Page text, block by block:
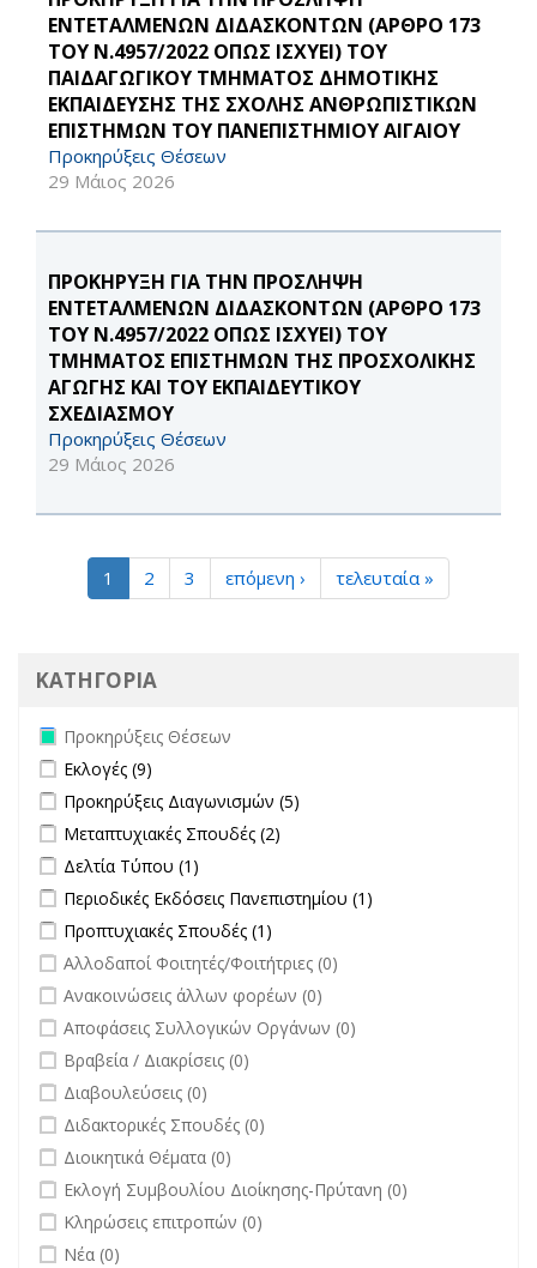
ΕΝΤΕΤΑΛΜΕΝΩΝ ΔΙΔΑΣΚΟΝΤΩΝ (ΑΡΘΡΟ 173
ΤΟΥ Ν.4957/2022 ΟΠΩΣ ΙΣΧΥΕΙ) ΤΟΥ
ΠΑΙΔΑΓΩΓΙΚΟΥ ΤΜΗΜΑΤΟΣ ΔΗΜΟΤΙΚΗΣ
ΕΚΠΑΙΔΕΥΣΗΣ ΤΗΣ ΣΧΟΛΗΣ ΑΝΘΡΩΠΙΣΤΙΚΩΝ
ΕΠΙΣΤΗΜΩΝ ΤΟΥ ΠΑΝΕΠΙΣΤΗΜΙΟΥ ΑΙΓΑΙΟΥ
Προκηρύξεις Θέσεων
29 Μάιος 2026
ΠΡΟΚΗΡΥΞΗ ΓΙΑ ΤΗΝ ΠΡΟΣΛΗΨΗ
ΕΝΤΕΤΑΛΜΕΝΩΝ ΔΙΔΑΣΚΟΝΤΩΝ (ΑΡΘΡΟ 173
ΤΟΥ Ν.4957/2022 ΟΠΩΣ ΙΣΧΥΕΙ) ΤΟΥ
ΤΜΗΜΑΤΟΣ ΕΠΙΣΤΗΜΩΝ ΤΗΣ ΠΡΟΣΧΟΛΙΚΗΣ
ΑΓΩΓΗΣ ΚΑΙ ΤΟΥ ΕΚΠΑΙΔΕΥΤΙΚΟΥ
ΣΧΕΔΙΑΣΜΟΥ
Προκηρύξεις Θέσεων
29 Μάιος 2026
1 2 3 επόμενη › τελευταία »
ΚΑΤΗΓΟΡΙΑ
Remove Προκηρύξεις Θέσεων filter
Προκηρύξεις Θέσεων
Apply Εκλογές filter
Εκλογές (9)
Apply Προκηρύξεις Διαγωνισμών filter
Προκηρύξεις Διαγωνισμών (5)
Apply Μεταπτυχιακές Σπουδές filter
Μεταπτυχιακές Σπουδές (2)
Apply Δελτία Τύπου filter
Δελτία Τύπου (1)
Apply Περιοδικές Εκδόσεις Πανεπιστημίου filter
Περιοδικές Εκδόσεις Πανεπιστημίου (1)
Apply Προπτυχιακές Σπουδές filter
Προπτυχιακές Σπουδές (1)
undefined
Αλλοδαποί Φοιτητές/Φοιτήτριες (0)
undefined
Ανακοινώσεις άλλων φορέων (0)
undefined
Αποφάσεις Συλλογικών Οργάνων (0)
undefined
Βραβεία / Διακρίσεις (0)
undefined
Διαβουλεύσεις (0)
undefined
Διδακτορικές Σπουδές (0)
undefined
Διοικητικά Θέματα (0)
undefined
Εκλογή Συμβουλίου Διοίκησης-Πρύτανη (0)
undefined
Κληρώσεις επιτροπών (0)
undefined
Νέα (0)